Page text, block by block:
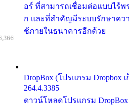
อร์ ที่สามารถเชื่อมต่อแบบไร้
ก และที่สำคัญมีระบบรักษาคว
ช้ภายในธนาคารอีกด้วย
DropBox (โปรแกรม Dropbox
264.4.3385
ดาวน์โหลดโปรแกรม